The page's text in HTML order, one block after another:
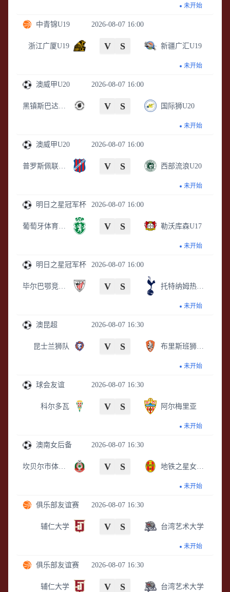
未开始
2026-08-07 16:00
中青锦U19
浙江广厦U19 V S 新疆广汇U19
未开始
2026-08-07 16:00
澳威甲U20
V S 国际狮U20
未开始
2026-08-07 16:00
澳威甲U20
V S 西部流浪U20
未开始
2026-08-07 16:00
明日之星冠军杯
V S 勒沃库森U17
未开始
2026-08-07 16:00
明日之星冠军杯
V S
未开始
2026-08-07 16:30
澳昆超
昆士兰狮队 V S
未开始
2026-08-07 16:30
球会友谊
科尔多瓦 V S 阿尔梅里亚
未开始
2026-08-07 16:30
澳南女后备
V S
未开始
2026-08-07 16:30
俱乐部友谊赛
辅仁大学 V S 台湾艺术大学
未开始
2026-08-07 16:30
俱乐部友谊赛
辅仁大学 V S 台湾艺术大学